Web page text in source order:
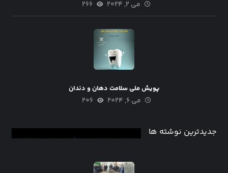
می ۲, ۲۰۲۴ ۲۶۶
پویش ملی سلامت دهان و دندان
می ۶, ۲۰۲۴ ۲۰۶
جدیدترین نوشته ها